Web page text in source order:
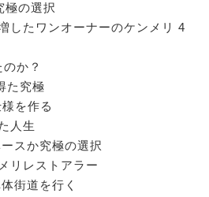
の選択
したワンオーナーのケンメリ 4
か？
た究極
を作る
人生
スか究極の選択
リレストアラー
街道を行く